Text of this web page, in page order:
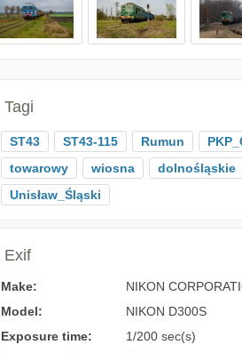
Tagi
ST43 ST43-115 Rumun
towarowy
wiosna dolnośląskie
Unisław_Śląski
Exif
Make:
NIKON
Model:
NIKON D300S
Exposure time:
1/200 sec(s)